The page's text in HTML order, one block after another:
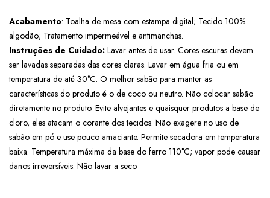
Acabamento: Toalha de mesa com estampa digital; Tecido 100%
algodão; Tratamento impermeável e antimanchas.
Instruções de Cuidado: Lavar antes de usar. Cores escuras devem
ser lavadas separadas das cores claras. Lavar em água fria ou em
temperatura de até 30°C. O melhor sabão para manter as
características do produto é o de coco ou neutro. Não colocar sabão
diretamente no produto. Evite alvejantes e quaisquer produtos a base de
cloro, eles atacam o corante dos tecidos. Não exagere no uso de
sabão em pó e use pouco amaciante. Permite secadora em temperatura
baixa. Temperatura máxima da base do ferro 110°C; vapor pode causar
danos irreversíveis. Não lavar a seco.